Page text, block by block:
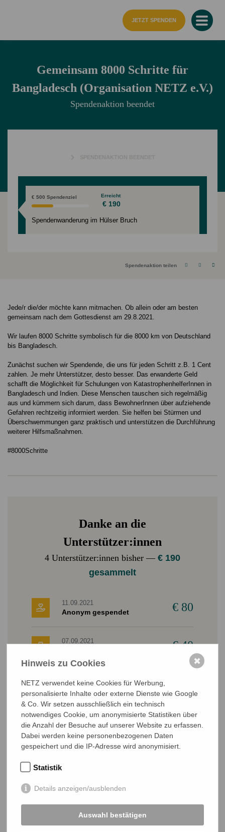
JETZT SPENDEN
Gemeinsam 8000 Schritte für
Bangladesch (Organisation NETZ e.V.)
Spendenaktion beendet
€ 500 Spendenziel Erreicht
€ 190
Spendenwanderung im Hülser Bruch
Spendenaktion teilen
Jede/r die/der möchte kann mitmachen. Ob allein oder am besten
gemeinsam nach dem Gottesdienst am 29.8.2021.
Wir laufen 8000 Schritte symbolisch für die 8000 km von Deutschland
bis Bangladesch.
Zunächst suchen wir Spendende, die uns für jeden Schritt z.B. 1 Cent
zahlen. Je mehr Unterstützer, desto besser. Das erwanderte Geld
schafft die Möglichkeit für Schulungen von KatastrophenhelferInnen in
Bangladesch und Indien. Diese Menschen tauschen sich regelmäßig
aus und kümmern sich darum, dass BewohnerInnen über aufziehende
Gefahren rechtzeitig informiert werden. Sie helfen bei Stürmen und
Überschwemmungen ganz praktisch und unterstützen die Durchführung
weiterer Hilfsmaßnahmen.
#8000Schritte
Danke an die
Unterstützer:innen
4 Unterstützer:innen bisher — € 190
gesammelt
11.09.2021
Anonym gespendet
€ 80
07.09.2021
€ 40
02.05.2021
01.05.2021
Anonym gespendet
€ 50
NETZ Partnerschaft für Entwicklung und Gerechtigkeit e.V.
Hinweis zu Cookies
NETZ verwendet keine Cookies für Werbung,
personalisierte Inhalte oder externe Dienste wie Google
& Co. Wir setzen ausschließlich ein technisch
notwendiges Cookie, um anonymisierte Statistiken über
die Anzahl der Besuche auf unserer Website zu erfassen.
Dabei werden keine personenbezogenen Daten
gespeichert und die IP-Adresse wird anonymisiert.
Statistik
Details anzeigen/ausblenden
Auswahl bestätigen
✖